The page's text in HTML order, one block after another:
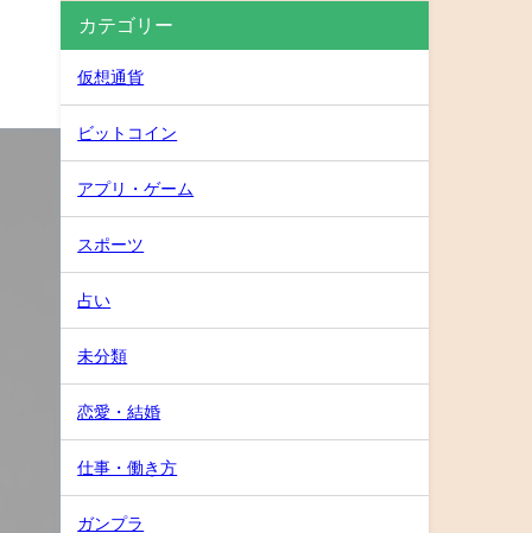
カテゴリー
仮想通貨
ビットコイン
アプリ・ゲーム
スポーツ
占い
未分類
恋愛・結婚
仕事・働き方
ガンプラ